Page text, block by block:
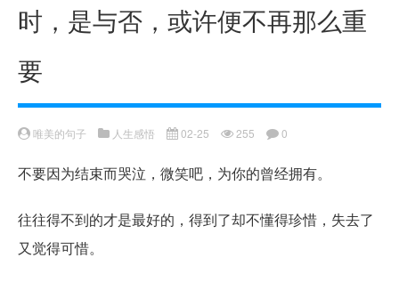
时，是与否，或许便不再那么重
要
唯美的句子 人生感悟 02-25 255 0
不要因为结束而哭泣，微笑吧，为你的曾经拥有。
往往得不到的才是最好的，得到了却不懂得珍惜，失去了
又觉得可惜。